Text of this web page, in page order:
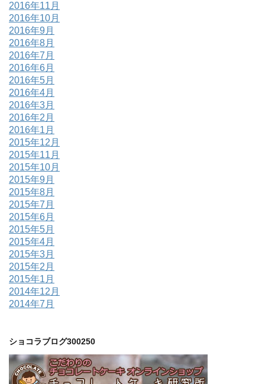
2016年11月
2016年10月
2016年9月
2016年8月
2016年7月
2016年6月
2016年5月
2016年4月
2016年3月
2016年2月
2016年1月
2015年12月
2015年11月
2015年10月
2015年9月
2015年8月
2015年7月
2015年6月
2015年5月
2015年4月
2015年3月
2015年2月
2015年1月
2014年12月
2014年7月
ショコラブログ300250